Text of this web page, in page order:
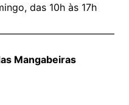
das 10h às 17h
Mangabeiras